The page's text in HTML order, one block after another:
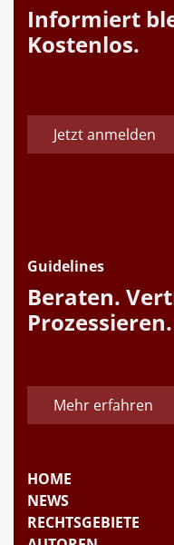
Informiert
Kostenlos.
Jetzt anmelden
Guidelines
Beraten.
Prozessieren.
Mehr erfahren
HOME
NEWS
RECHTSGEBIETE